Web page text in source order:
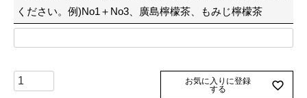
ください。例)No1＋No3、廣島檸檬茶、もみじ檸檬茶
お気に入りに登録
する